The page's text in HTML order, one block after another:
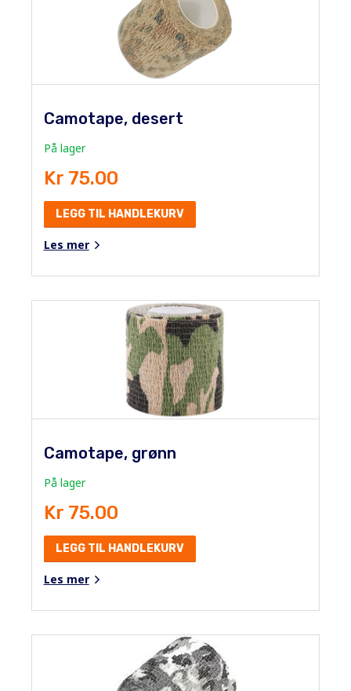
Camotape, desert
På lager
Kr 75.00
LEGG TIL HANDLEKURV
Les mer
Camotape, grønn
På lager
Kr 75.00
LEGG TIL HANDLEKURV
Les mer